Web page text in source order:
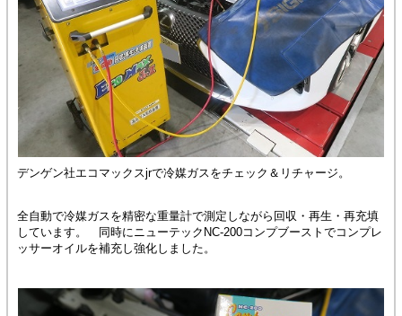
デンゲン社エコマックスjrで冷媒ガスをチェック＆リチャージ。
全自動で冷媒ガスを精密な重量計で測定しながら回収・再生・再充填
しています。 同時にニューテックNC-200コンプブーストでコンプレ
ッサーオイルを補充し強化しました。